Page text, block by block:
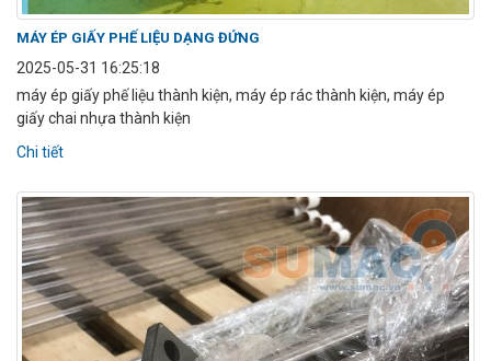
MÁY ÉP GIẤY PHẾ LIỆU DẠNG ĐỨNG
2025-05-31 16:25:18
máy ép giấy phế liệu thành kiện, máy ép rác thành kiện, máy ép
giấy chai nhựa thành kiện
Chi tiết